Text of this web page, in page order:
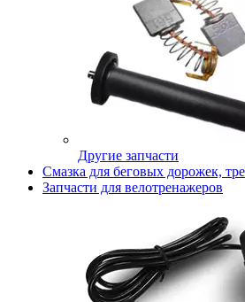
Другие запчасти
Смазка для беговых дорожек,
Запчасти для велотренажеров